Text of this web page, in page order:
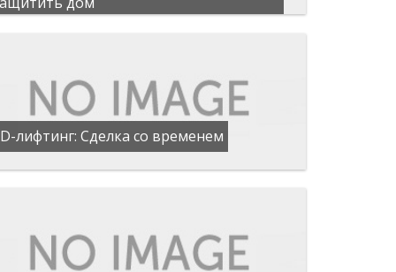
лифтинг: Сделка со временем